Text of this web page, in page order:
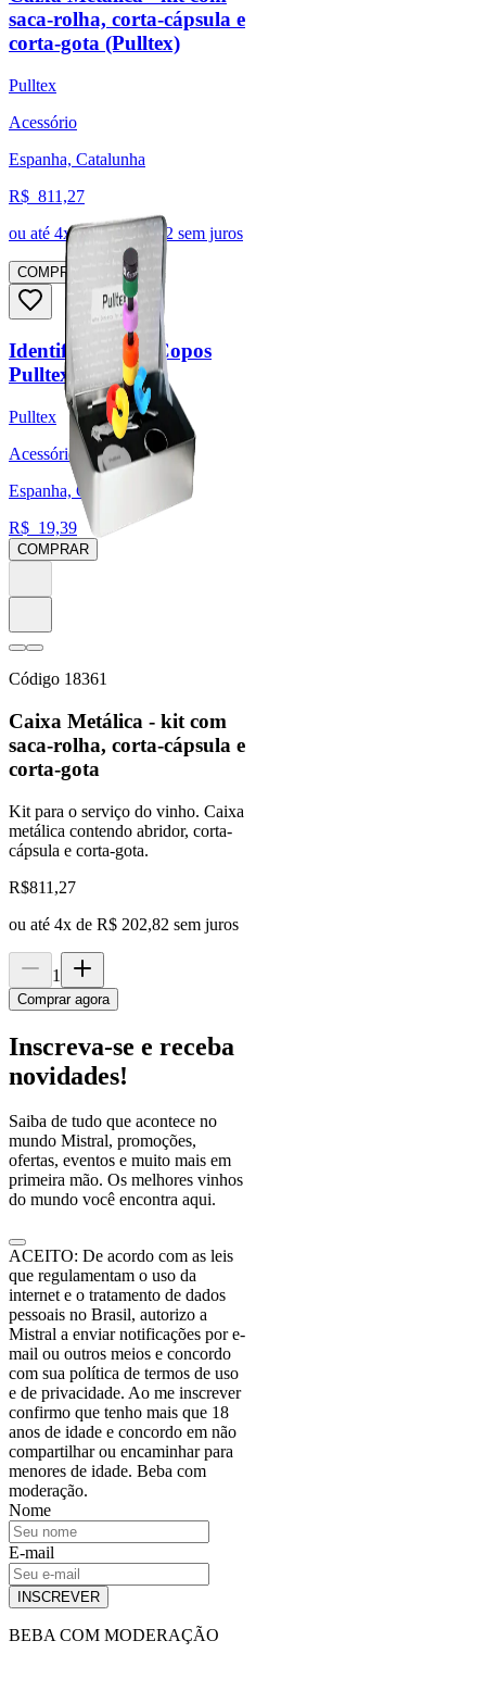
saca-rolha, corta-cápsula e
corta-gota (Pulltex)
Pulltex
Acessório
Espanha, Catalunha
R$ 811,27
ou até 4x de R$ 202,82 sem juros
COMPRAR
Identificador de Copos
Pulltex (Pulltex)
Pulltex
Acessório
Espanha, Catalunha
R$ 19,39
COMPRAR
Código 18361
Caixa Metálica - kit com
saca-rolha, corta-cápsula e
corta-gota
Kit para o serviço do vinho. Caixa
metálica contendo abridor, corta-
cápsula e corta-gota.
R$811,27
ou até 4x de R$ 202,82 sem juros
1
Comprar agora
Inscreva-se e receba
novidades!
Saiba de tudo que acontece no
mundo Mistral, promoções,
ofertas, eventos e muito mais em
primeira mão. Os melhores vinhos
do mundo você encontra aqui.
ACEITO: De acordo com as leis
que regulamentam o uso da
internet e o tratamento de dados
pessoais no Brasil, autorizo a
Mistral a enviar notificações por e-
mail ou outros meios e concordo
com sua política de termos de uso
e de privacidade. Ao me inscrever
confirmo que tenho mais que 18
anos de idade e concordo em não
compartilhar ou encaminhar para
menores de idade. Beba com
moderação.
Nome
E-mail
INSCREVER
BEBA COM MODERAÇÃO